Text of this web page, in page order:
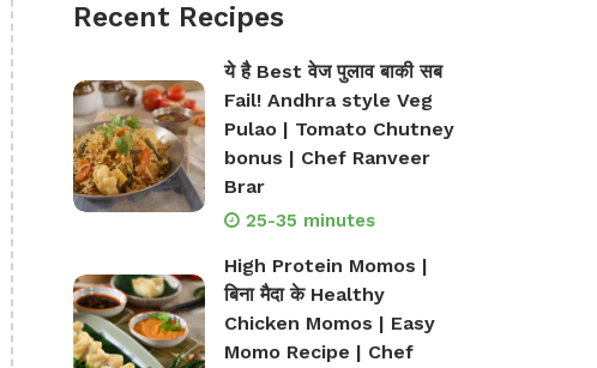
Recent Recipes
ये है Best वेज पुलाव बाकी सब
Fail! Andhra style Veg
Pulao | Tomato Chutney
bonus | Chef Ranveer
Brar
25-35 minutes
High Protein Momos |
बिना मैदा के Healthy
Chicken Momos | Easy
Momo Recipe | Chef